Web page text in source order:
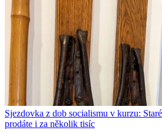
Sjezdovka z dob socialismu v kurzu:
prodáte i za několik tisíc